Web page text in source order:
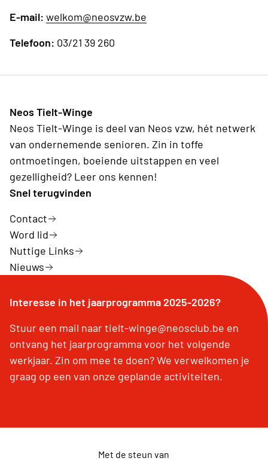
E-mail: welkom@neosvzw.be
Telefoon: 03/21 39 260
Neos Tielt-Winge
Neos Tielt-Winge is deel van Neos vzw, hét netwerk
van ondernemende senioren. Zin in toffe
ontmoetingen, boeiende uitstappen en veel
gezelligheid? Leer ons kennen!
Snel terugvinden
Contact
Word lid
Nuttige Links
Nieuws
Interesse in het jaarprogramma 2025-2026?
Stuur een mail naar tielt-winge@neosclub.be en
ontvang het jaarprogramma voor het volgende
werkjaar. Zin om mee te doen? We verwelkomen je
graag op een van onze geplande activiteiten.
Met de steun van